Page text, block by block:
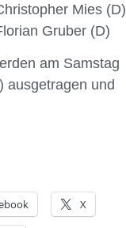
Mies (D)
Gruber (D)
am Samstag
ausgetragen und
X